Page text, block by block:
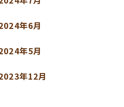
年6月
年5月
年12月